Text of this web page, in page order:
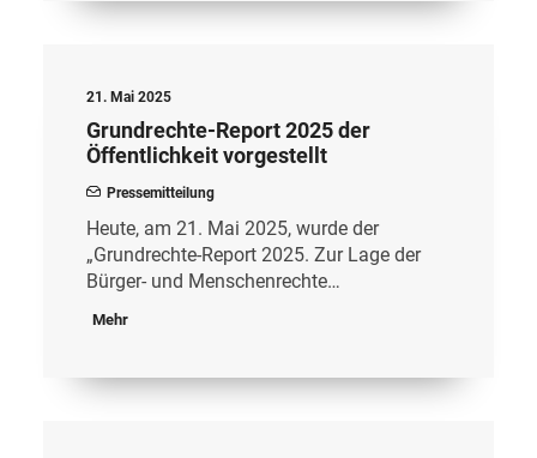
21. Mai 2025
Grundrechte-Report 2025 der
Öffentlichkeit vorgestellt
Pressemitteilung
Heute, am 21. Mai 2025, wurde der
„Grundrechte-Report 2025. Zur Lage der
Bürger- und Menschenrechte…
Mehr